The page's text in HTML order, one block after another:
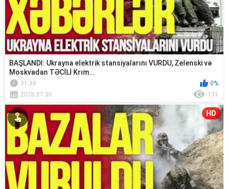
BAŞLANDI: Ukrayna elektrik stansiyalarını VURDU, Zelenski və
Moskvadan TƏCİLİ Krım...
31:30
0%
2026.07.30
131
HD